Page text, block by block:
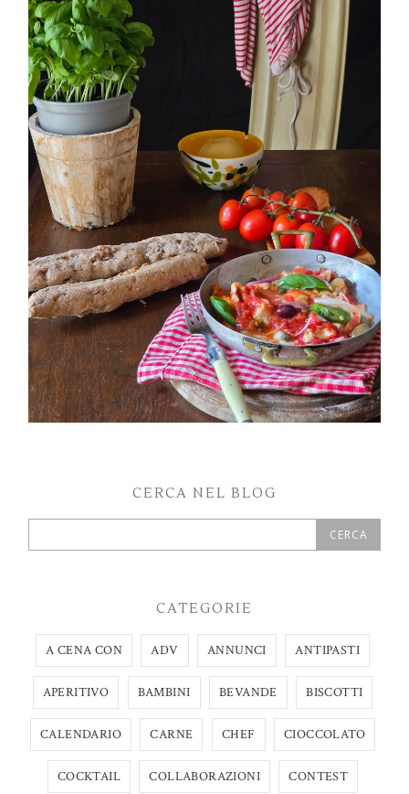
PETTI DI POLLO ALLA PIZZAIOLA
CERCA NEL BLOG
CATEGORIE
A CENA CON ADV ANNUNCI ANTIPASTI
APERITIVO BAMBINI BEVANDE BISCOTTI
CALENDARIO CARNE CHEF CIOCCOLATO
COCKTAIL COLLABORAZIONI CONTEST